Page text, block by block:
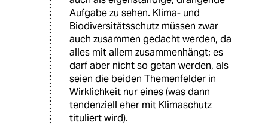
Aufgabe zu sehen. Klima- und
Biodiversitätsschutz müssen zwar
auch zusammen gedacht werden, da
alles mit allem zusammenhängt; es
darf aber nicht so getan werden, als
seien die beiden Themenfelder in
Wirklichkeit nur eines (was dann
tendenziell eher mit Klimaschutz
tituliert wird).